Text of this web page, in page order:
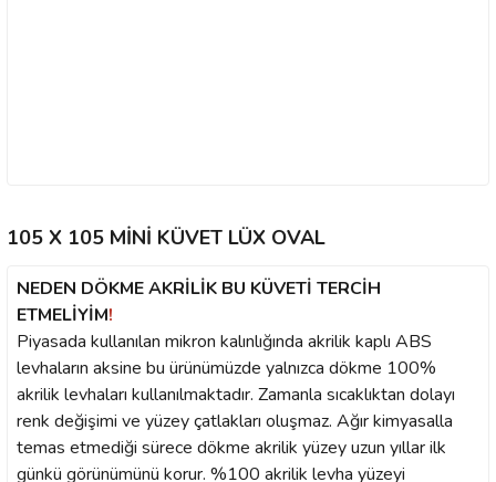
105 X 105 MİNİ KÜVET LÜX OVAL
NEDEN DÖKME AKRİLİK BU KÜVETİ TERCİH
ETMELİYİM!
Piyasada kullanılan mikron kalınlığında akrilik kaplı ABS
levhaların aksine bu ürünümüzde yalnızca dökme 100%
akrilik levhaları kullanılmaktadır. Zamanla sıcaklıktan dolayı
renk değişimi ve yüzey çatlakları oluşmaz. Ağır kimyasalla
temas etmediği sürece dökme akrilik yüzey uzun yıllar ilk
günkü görünümünü korur. %100 akrilik levha yüzeyi